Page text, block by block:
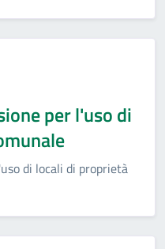
per l'uso di
di locali di proprietà